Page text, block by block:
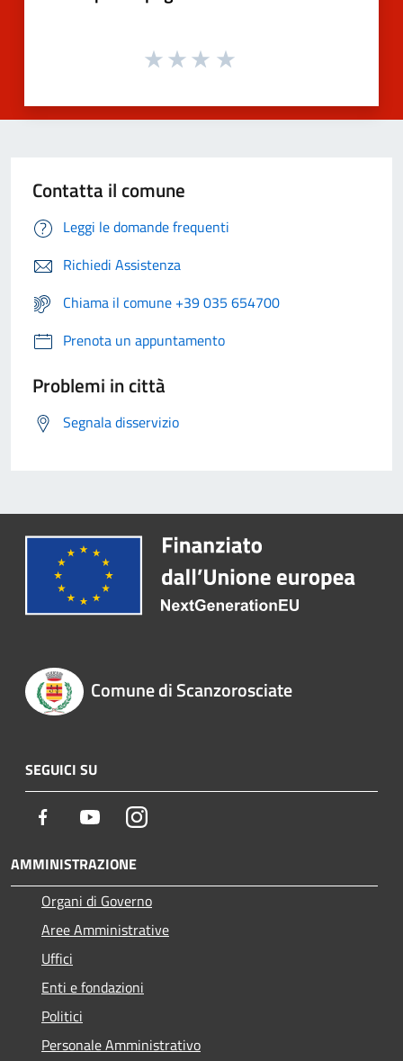
Contatta il comune
Leggi le domande frequenti
Richiedi Assistenza
Chiama il comune +39 035 654700
Prenota un appuntamento
Problemi in città
Segnala disservizio
Comune di Scanzorosciate
SEGUICI SU
Facebook YoutubeInstagram
AMMINISTRAZIONE
Organi di Governo
Aree Amministrative
Uffici
Enti e fondazioni
Politici
Personale Amministrativo